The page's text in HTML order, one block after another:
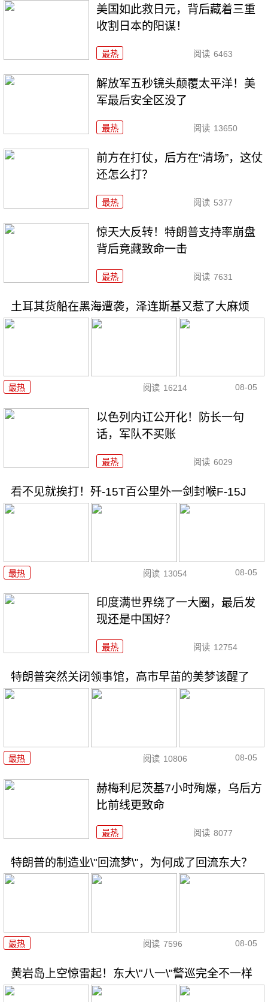
美国如此救日元，背后藏着三重
收割日本的阳谋！
最热 阅读 6463
解放军五秒镜头颠覆太平洋！美
军最后安全区没了
最热 阅读 13650
前方在打仗，后方在“清场”，这仗
还怎么打？
最热 阅读 5377
惊天大反转！特朗普支持率崩盘
背后竟藏致命一击
最热 阅读 7631
土耳其货船在黑海遭袭，泽连斯基又惹了大麻烦
最热 阅读 16214 08-05
以色列内讧公开化！防长一句
话，军队不买账
最热 阅读 6029
看不见就挨打！歼-15T百公里外一剑封喉F-15J
最热 阅读 13054 08-05
印度满世界绕了一大圈，最后发
现还是中国好？
最热 阅读 12754
特朗普突然关闭领事馆，高市早苗的美梦该醒了
最热 阅读 10806 08-05
赫梅利尼茨基7小时殉爆，乌后方
比前线更致命
最热 阅读 8077
特朗普的制造业\"回流梦\"，为何成了回流东大？
最热 阅读 7596 08-05
黄岩岛上空惊雷起！东大\"八一\"警巡完全不一样